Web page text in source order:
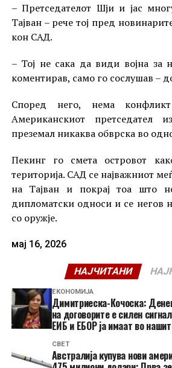
– Претседателот Шји и јас
Тајван – рече тој пред
кон САД.
– Тој не сака да види војна за
коментирав, само го сослушав –
Според него, нема
Американскиот претседател
преземал никаква обврска во
Пекинг го смета островот
територија. САД се најважниот
на Тајван и покрај тоа што
дипломатски односи и се негов
со оружје.
мај 16, 2026
НАЈЧИТАНИ
ЕКОНОМИЈА
Димитриеска-Кочоска:
на договорите е силен
ЕИБ и ЕБОР ја имаат во
СВЕТ
Австралија купува нови